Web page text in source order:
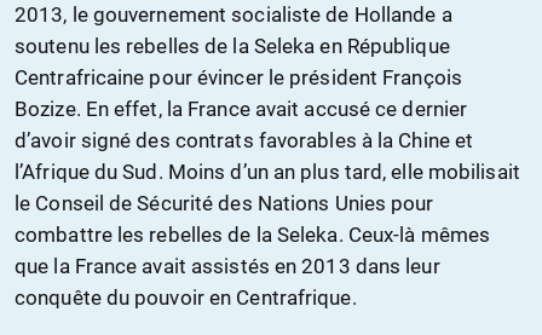
2013, le gouvernement socialiste de Hollande a
soutenu les rebelles de la Seleka en République
Centrafricaine pour évincer le président François
Bozize. En effet, la France avait accusé ce dernier
d’avoir signé des contrats favorables à la Chine et
l’Afrique du Sud. Moins d’un an plus tard, elle mobilisait
le Conseil de Sécurité des Nations Unies pour
combattre les rebelles de la Seleka. Ceux-là mêmes
que la France avait assistés en 2013 dans leur
conquête du pouvoir en Centrafrique.